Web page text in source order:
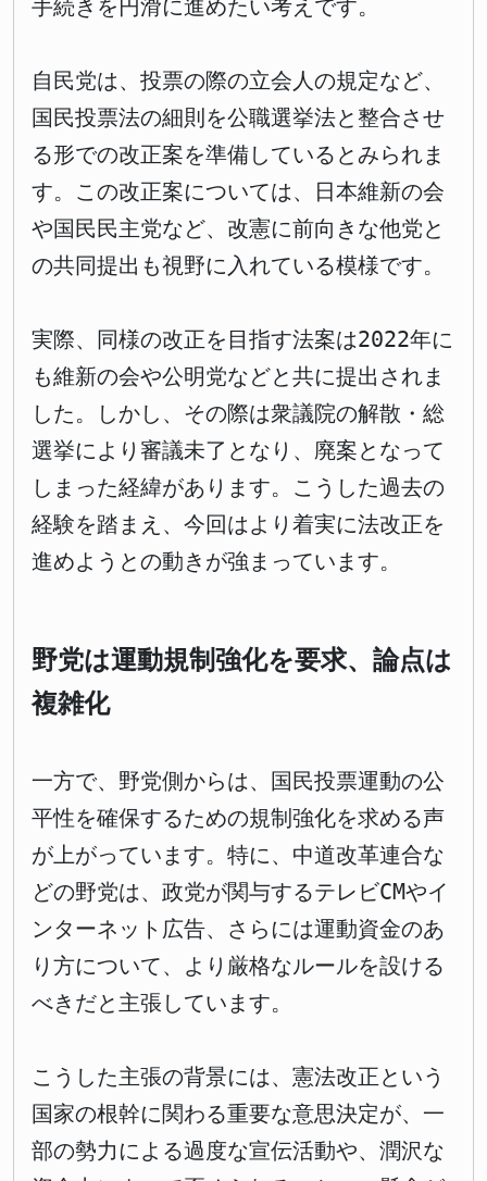
手続きを円滑に進めたい考えです。
自民党は、投票の際の立会人の規定など、
国民投票法の細則を公職選挙法と整合させ
る形での改正案を準備しているとみられま
す。この改正案については、日本維新の会
や国民民主党など、改憲に前向きな他党と
の共同提出も視野に入れている模様です。
実際、同様の改正を目指す法案は2022年に
も維新の会や公明党などと共に提出されま
した。しかし、その際は衆議院の解散・総
選挙により審議未了となり、廃案となって
しまった経緯があります。こうした過去の
経験を踏まえ、今回はより着実に法改正を
進めようとの動きが強まっています。
野党は運動規制強化を要求、論点は
複雑化
一方で、野党側からは、国民投票運動の公
平性を確保するための規制強化を求める声
が上がっています。特に、中道改革連合な
どの野党は、政党が関与するテレビCMやイ
ンターネット広告、さらには運動資金のあ
り方について、より厳格なルールを設ける
べきだと主張しています。
こうした主張の背景には、憲法改正という
国家の根幹に関わる重要な意思決定が、一
部の勢力による過度な宣伝活動や、潤沢な